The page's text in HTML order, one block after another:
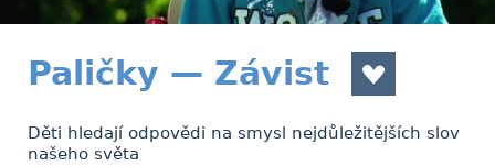
Paličky — Závist
Děti hledají odpovědi na smysl nejdůležitějších slov
našeho světa